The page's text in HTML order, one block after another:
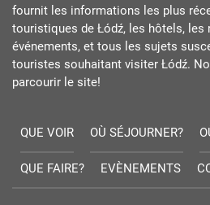
fournit les informations les plus
touristiques de Łódź, les hôtels, les
événements, et tous les sujets
touristes souhaitant visiter Łódź.
parcourir le site!
QUE VOIR OÙ SÉJOURNER?
QUE FAIRE? EVÈNEMENTS